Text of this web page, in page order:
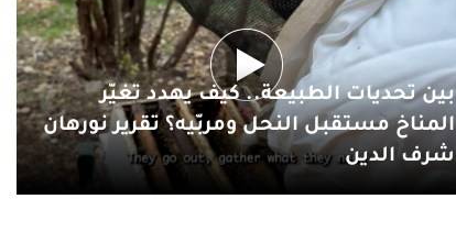
بين تحديات الطبيعة.. كيف يهدد تغيّر
المناخ مستقبل النحل ومربّيه؟ تقرير نورهان
شرف الدين